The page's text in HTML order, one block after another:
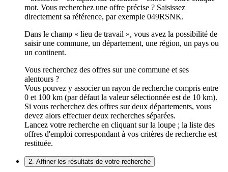
mot. Vous recherchez une offre précise ? Saisissez
directement sa référence, par exemple 049RSNK.
Dans le champ « lieu de travail », vous avez la possibilité de
saisir une commune, un département, une région, un pays ou
un continent.
Vous recherchez des offres sur une commune et ses
alentours ?
Vous pouvez y associer un rayon de recherche compris entre
0 et 100 km (par défaut la valeur sélectionnée est de 10 km).
Si vous recherchez des offres sur deux départements, vous
devez alors effectuer deux recherches séparées.
Lancez votre recherche en cliquant sur la loupe ; la liste des
offres d'emploi correspondant à vos critères de recherche est
restituée.
2. Affiner les résultats de votre recherche